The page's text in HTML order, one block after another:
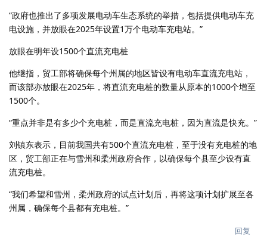
“政府也推出了多项发展电动车生态系统的举措，包括提供电动车充
电设施，并放眼在2025年设置1万个电动车充电站。”
放眼在明年设1500个直流充电桩
他继指，贸工部将确保每个州属的地区皆设有电动车直流充电站，
而该部亦放眼在2025年，将直流充电桩的数量从原本的1000个增至
1500个。
“重点并非是有多少个充电桩，而是直流充电桩，因为直流是快充。”
刘镇东表示，目前我国共有500个直流充电桩，至于没有充电桩的地
区，贸工部正在与雪州和柔州政府合作，以确保每个县至少设有直
流充电桩。
“我们希望和雪州，柔州政府的试点计划后，再将这项计划扩展至各
州属，确保每个县都有充电桩。”
回复